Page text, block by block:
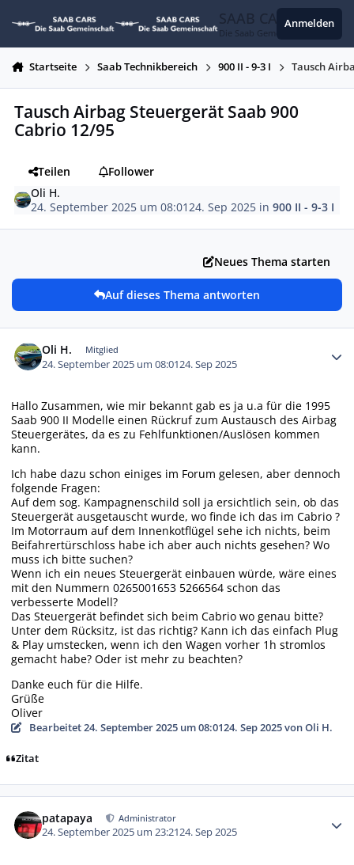
SAAB CARS
Die Saab Gemeinschaft
Anmelden
Startseite Saab Technikbereich 900 II - 9-3 I Tausch
Tausch Airbag Steuergerät Saab 900
Cabrio 12/95
Teilen
Follower
Oli H.
24. September 2025 um 08:01 24. Sep 2025 in900 II - 9-3 I
Neues Thema starten
Auf dieses Thema antworten
Oli H. Mitglied
24. September 2025 um 08:0124. Sep 2025
Hallo Zusammen, wie mir bekannt gab es ja u.a für die 1995
Saab 900 II Modelle einen Rückruf zum Austausch des Airbag
Steuergerätes, da es zu Fehlfunktionen/Auslösen kommen
kann.
Ich habe dazu schon einiges im Forum gelesen, aber dennoch
folgende Fragen:
Auf dem sog. Kampagnenschild soll ja ersichtlich sein, ob das
Steuergerät ausgetauscht wurde, wo finde ich das im Cabrio ?
Im Motorraum auf dem Innenkotflügel sehe ich nichts, beim
Beifahrertürschloss habe ich aber auch nichts gesehen? Wo
muss ich bitte suchen?
Wenn ich ein neues Steuergerät einbauen würde, wäre eines
mit den Nummern 0265001653 5266564 schon das
verbesserte Modell?
Das Steuergerät befindet sich beim Cabrio wo genau bitte?
Unter dem Rücksitz, ist das richtig? Kann ich das einfach Plug
& Play umstecken, wenn ich den Wagen vorher 1h stromlos
gemacht habe? Oder ist mehr zu beachten?
Danke euch für die Hilfe.
Grüße
Oliver
Bearbeitet24. September 2025 um 08:0124. Sep 2025von Oli H.
Zitat
patapaya Administrator
24. September 2025 um 23:2124. Sep 2025